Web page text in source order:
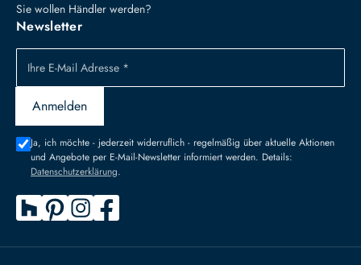
Sie wollen Händler werden?
Newsletter
Ihre E-Mail Adresse *
Anmelden
Ja, ich möchte - jederzeit widerruflich - regelmäßig über aktuelle Aktionen
und Angebote per E-Mail-Newsletter informiert werden. Details:
Datenschutzerklärung.